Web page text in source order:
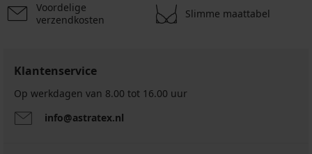
Melani
met
8,10
€
18,89
Voordelige
verzendkosten
Slimme maattabel
Klantenservice
Op werkdagen van 8.00 tot 16.00 uur
info@astratex.nl